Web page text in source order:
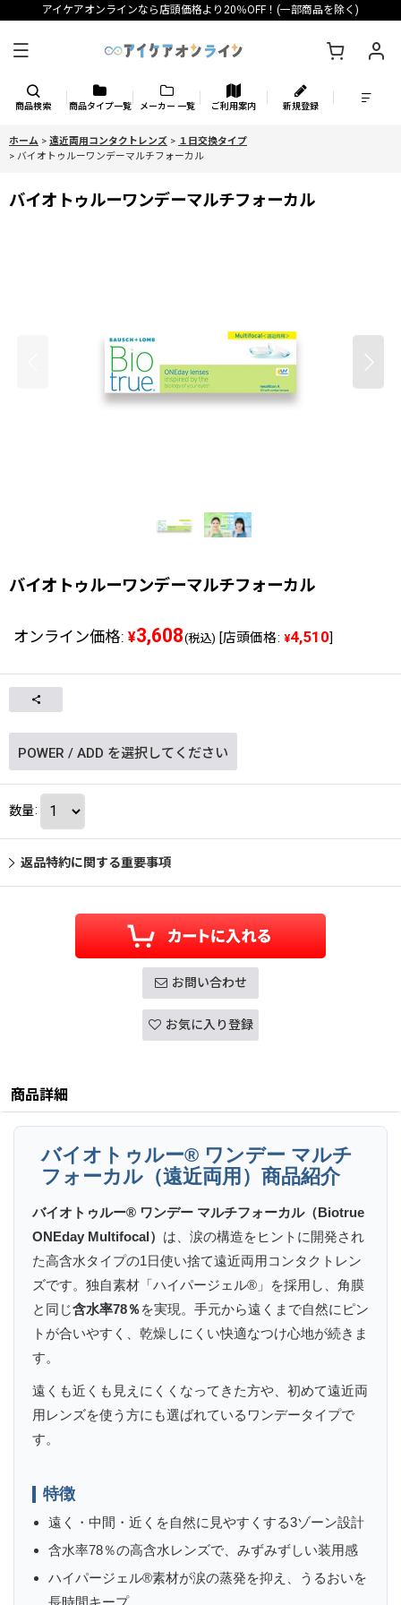
アイケアオンラインなら店頭価格より20％OFF！(一部商品を除く)
商品検索 商品タイプ一覧 メーカー 一覧 ご利用案内 新規登録
ホーム > 遠近両用コンタクトレンズ > １日交換タイプ
> バイオトゥルーワンデーマルチフォーカル
バイオトゥルーワンデーマルチフォーカル
バイオトゥルーワンデーマルチフォーカル
オンライン価格: ¥3,608(税込) [店頭価格: ¥4,510]
POWER / ADD を選択してください
数量:
返品特約に関する重要事項
お問い合わせ
お気に入り登録
商品詳細
バイオトゥルー® ワンデー マルチ
フォーカル（遠近両用）商品紹介
バイオトゥルー® ワンデー マルチフォーカル（Biotrue
ONEday Multifocal） は、涙の構造をヒントに開発され
た高含水タイプの1日使い捨て遠近両用コンタクトレン
ズです。独自素材「ハイパージェル®」を採用し、角膜
と同じ含水率78％を実現。手元から遠くまで自然にピン
トが合いやすく、乾燥しにくい快適なつけ心地が続きま
す。
遠くも近くも見えにくくなってきた方や、初めて遠近両
用レンズを使う方にも選ばれているワンデータイプで
す。
特徴
遠く・中間・近くを自然に見やすくする3ゾーン設計
含水率78％の高含水レンズで、みずみずしい装用感
ハイパージェル®素材が涙の蒸発を抑え、うるおいを
長時間キープ